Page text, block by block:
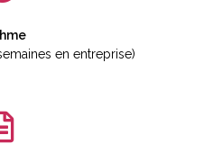
en entreprise)